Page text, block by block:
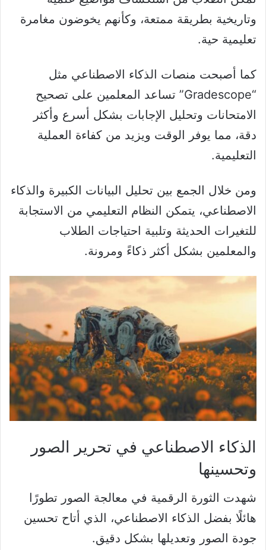
وتاريخية بطريقة ممتعة، وكأنهم يخوضون مغامرة
تعليمية حية.
كما أصبحت منصات الذكاء الاصطناعي مثل
“Gradescope” تساعد المعلمين على تصحيح
الامتحانات وتحليل الإجابات بشكل أسرع وأكثر
دقة، مما يوفر الوقت ويزيد من كفاءة العملية
التعليمية.
ومن خلال الجمع بين تحليل البيانات الكبيرة والذكاء
الاصطناعي، يتمكن النظام التعليمي من الاستجابة
للتغيرات الحديثة وتلبية احتياجات الطلاب
والمعلمين بشكل أكثر ذكاءً ومرونة.
الذكاء الاصطناعي في تحرير الصور
وتحسينها
شهدت الثورة الرقمية في معالجة الصور تطورًا
هائلًا بفضل الذكاء الاصطناعي، الذي أتاح تحسين
جودة الصور وتعديلها بشكل دقيق.